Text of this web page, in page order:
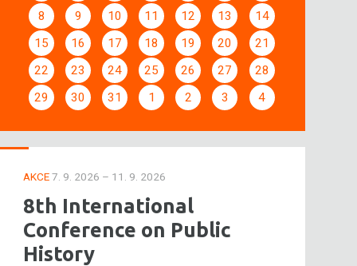
8
9 10 11 12 13
14
15
16 17 18 19 20
21
22
23 24 25 26 27
28
29
30 31 1 2 3 4
AKCE7. 9. 2026 – 11. 9. 2026
8th International
Conference on Public
History